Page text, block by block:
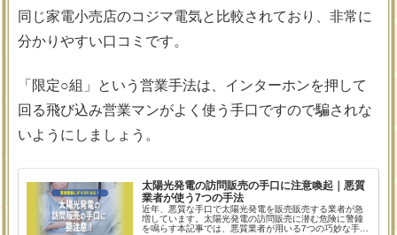
同じ家電小売店のコジマ電気と比較されており、非常に
分かりやすい口コミです。
「限定○組」という営業手法は、インターホンを押して
回る飛び込み営業マンがよく使う手口ですので騙されな
いようにしましょう。
太陽光発電の訪問販売の手口に注意喚起｜悪質
業者が使う7つの手法
近年、悪質な手口で太陽光発電を販売販売する業者が急
増しています。太陽光発電の訪問販売に潜む危険に警鐘
を鳴らす本記事では、悪質業者が用いる7つの巧妙な手口